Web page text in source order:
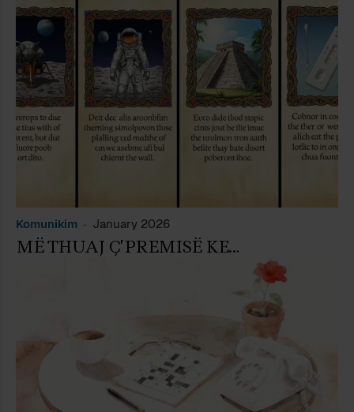
Komunikim January 2026
MË THUAJ Ç’PREMISË KE…